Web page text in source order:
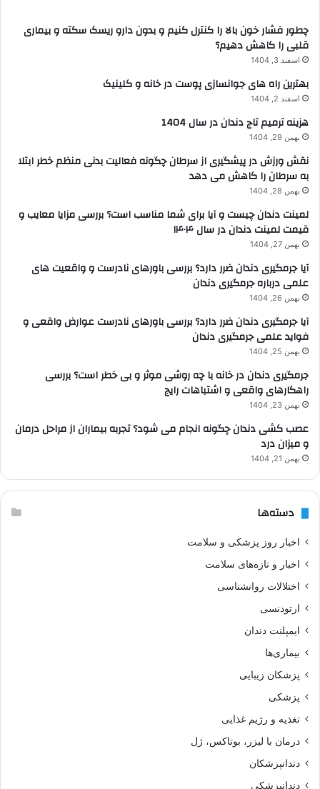
چطور فشار خون بالا را کنترل کنیم و بدون دارو ریسک سکته و بیماری
قلبی را کاهش دهیم؟
اسفند 3, 1404
بهترین راه های جوانسازی پوست در خانه و کلینیک
اسفند 2, 1404
هزینه ترمیم تاج دندان در سال 1404
بهمن 29, 1404
نقش ورزش در پیشگیری از سرطان چگونه فعالیت بدنی منظم خطر ابتلا
به سرطان را کاهش می دهد
بهمن 28, 1404
لمینت دندان چیست و آیا برای شما مناسب است؟ بررسی مزایا معایب و
قیمت لمینت دندان در سال ۱۴۰۴
بهمن 27, 1404
آیا جرمگیری دندان ضرر دارد؟ بررسی باورهای نادرست و واقعیت های
علمی درباره جرمگیری دندان
بهمن 26, 1404
آیا جرمگیری دندان ضرر دارد؟ بررسی باورهای نادرست عوارض واقعی و
فواید علمی جرمگیری دندان
بهمن 25, 1404
جرمگیری دندان در خانه با چه روشی موثر و بی خطر است؟ بررسی
راهکارهای واقعی و اشتباهات رایج
بهمن 23, 1404
عصب کشی دندان چگونه انجام می شود؟ تجربه بیماران از مراحل درمان
و میزان درد
بهمن 21, 1404
دسته‌ها
اخبار روز پزشکی و سلامت
اخبار و تازه‌های سلامت
اختلالات روانشناسی
ارتودنسی
ایمپلنت دندان
بیماری‌ها
پزشکان زیبایی
پزشکی
تغذیه و رژیم غذایی
درمان با لیزر، بوتاکس، ژل
دندانپزشکان
دندانپزشکی